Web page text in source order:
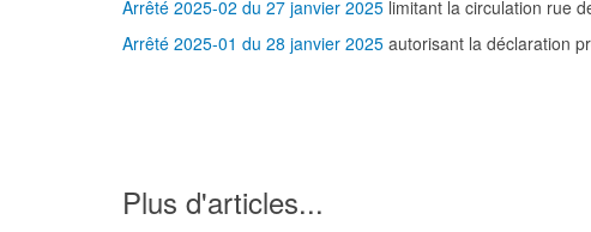
Arrêté 2025-02 du 27 janvier 2025 limitant la circulation rue
Arrêté 2025-01 du 28 janvier 2025 autorisant la déclaration
Plus d'articles...